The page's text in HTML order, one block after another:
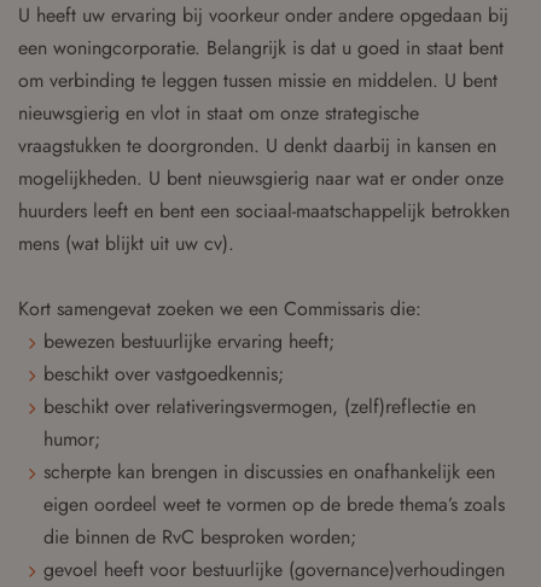
U heeft uw ervaring bij voorkeur onder andere opgedaan bij
een woningcorporatie. Belangrijk is dat u goed in staat bent
om verbinding te leggen tussen missie en middelen. U bent
nieuwsgierig en vlot in staat om onze strategische
vraagstukken te doorgronden. U denkt daarbij in kansen en
mogelijkheden. U bent nieuwsgierig naar wat er onder onze
huurders leeft en bent een sociaal-maatschappelijk betrokken
mens (wat blijkt uit uw cv).
Kort samengevat zoeken we een Commissaris die:
bewezen bestuurlijke ervaring heeft;
beschikt over vastgoedkennis;
beschikt over relativeringsvermogen, (zelf)reflectie en
humor;
scherpte kan brengen in discussies en onafhankelijk een
eigen oordeel weet te vormen op de brede thema’s zoals
die binnen de RvC besproken worden;
gevoel heeft voor bestuurlijke (governance)verhoudingen